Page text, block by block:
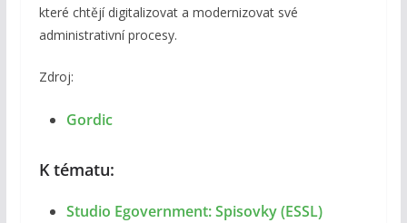
které chtějí digitalizovat a modernizovat své
administrativní procesy.
Zdroj:
Gordic
K tématu:
Studio Egovernment: Spisovky (ESSL)